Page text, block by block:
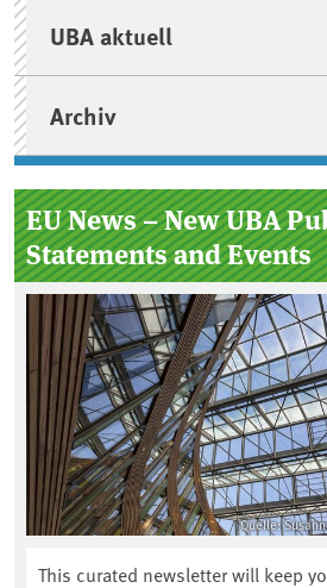
UBA aktuell
Archiv
EU News – New UBA
Statements and Events
Quelle:
This curated newsletter will keep